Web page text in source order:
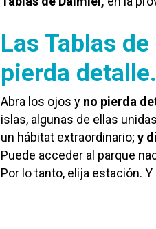
Las Tablas
pierda
Abra los ojos y no pierda
islas, algunas de ellas
un hábitat extraordinario; y
Puede acceder al parque
Por lo tanto, elija estación.